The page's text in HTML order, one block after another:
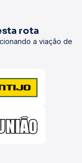
rota
a viação de